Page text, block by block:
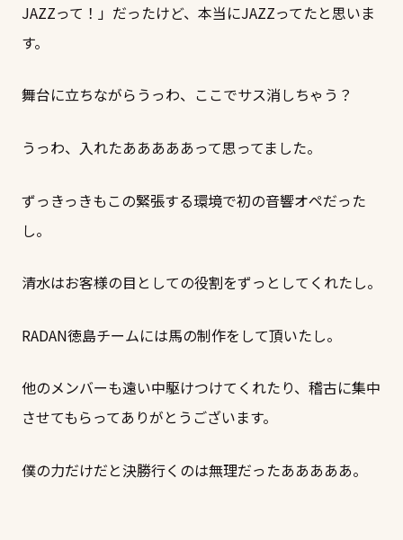
JAZZって！」だったけど、本当にJAZZってたと思いま
す。
舞台に立ちながらうっわ、ここでサス消しちゃう？
うっわ、入れたあああああって思ってました。
ずっきっきもこの緊張する環境で初の音響オペだった
し。
清水はお客様の目としての役割をずっとしてくれたし。
RADAN徳島チームには馬の制作をして頂いたし。
他のメンバーも遠い中駆けつけてくれたり、稽古に集中
させてもらってありがとうございます。
僕の力だけだと決勝行くのは無理だったあああああ。